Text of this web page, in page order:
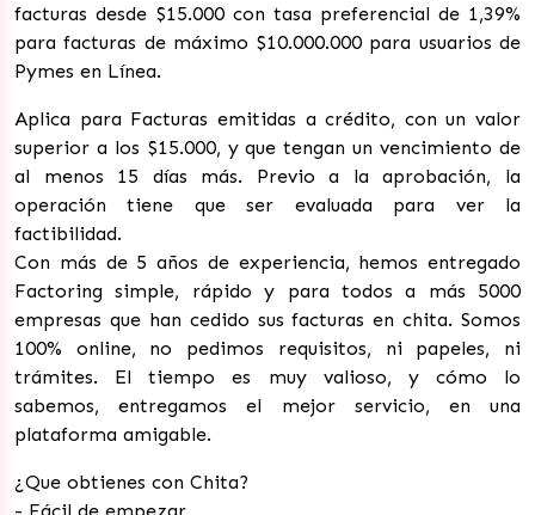
facturas desde $15.000 con tasa preferencial de 1,39%
para facturas de máximo $10.000.000 para usuarios de
Pymes en Línea.
Aplica para Facturas emitidas a crédito, con un valor
superior a los $15.000, y que tengan un vencimiento de
al menos 15 días más. Previo a la aprobación, la
operación tiene que ser evaluada para ver la
factibilidad.
Con más de 5 años de experiencia, hemos entregado
Factoring simple, rápido y para todos a más 5000
empresas que han cedido sus facturas en chita. Somos
100% online, no pedimos requisitos, ni papeles, ni
trámites. El tiempo es muy valioso, y cómo lo
sabemos, entregamos el mejor servicio, en una
plataforma amigable.
¿Que obtienes con Chita?
- Fácil de empezar